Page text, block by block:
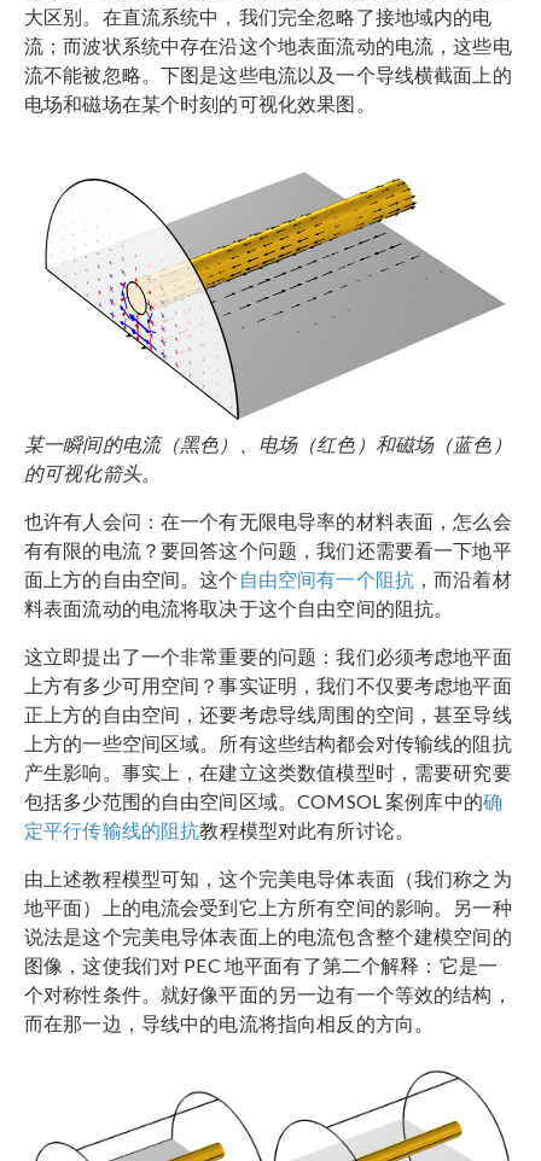
大区别。在直流系统中，我们完全忽略了接地域内的电
流；而波状系统中存在沿这个地表面流动的电流，这些电
流不能被忽略。下图是这些电流以及一个导线横截面上的
电场和磁场在某个时刻的可视化效果图。
某一瞬间的电流（黑色）、电场（红色）和磁场（蓝色）
的可视化箭头。
也许有人会问：在一个有无限电导率的材料表面，怎么会
有有限的电流？要回答这个问题，我们还需要看一下地平
面上方的自由空间。这个 自由空间有一个阻抗 ，而沿着材
料表面流动的电流将取决于这个自由空间的阻抗。
这立即提出了一个非常重要的问题：我们必须考虑地平面
上方有多少可用空间？事实证明，我们不仅要考虑地平面
正上方的自由空间，还要考虑导线周围的空间，甚至导线
上方的一些空间区域。所有这些结构都会对传输线的阻抗
产生影响。事实上，在建立这类数值模型时，需要研究要
包括多少范围的自由空间区域。COMSOL 案例库中的确
定平行传输线的阻抗教程模型对此有所讨论。
由上述教程模型可知，这个完美电导体表面（我们称之为
地平面）上的电流会受到它上方所有空间的影响。另一种
说法是这个完美电导体表面上的电流包含整个建模空间的
图像，这使我们对 PEC 地平面有了第二个解释：它是一
个对称性条件。就好像平面的另一边有一个等效的结构，
而在那一边，导线中的电流将指向相反的方向。